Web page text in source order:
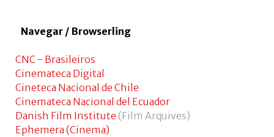
Navegar / Browserling
CNC - Brasileiros
Cinemateca Digital
Cineteca Nacional de Chile
Cinemateca Nacional del Ecuador
Danish Film Institute (Film Arquives)
Ephemera (Cinema)